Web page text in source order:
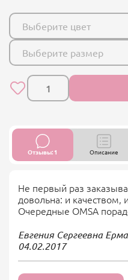
Выберите цвет
Выберите размер
Отзывы: 1 Описание
Не первый раз
довольна: и качеством,
Очередные OMSA
Евгения Сергеевна
04.02.2017